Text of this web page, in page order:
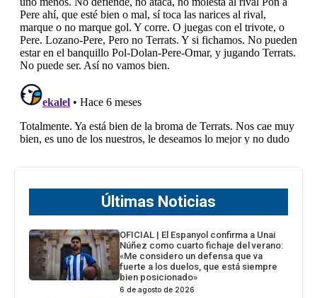
Últimas Noticias
OFICIAL | El Espanyol confirma a Unai
Núñez como cuarto fichaje del verano:
«Me considero un defensa que va
fuerte a los duelos, que está siempre
bien posicionado»
6 de agosto de 2026